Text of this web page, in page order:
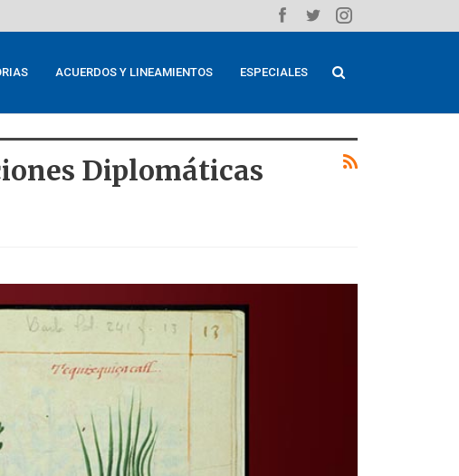
ACUERDOS Y LINEAMIENTOS ESPECIALES
Diplomáticas